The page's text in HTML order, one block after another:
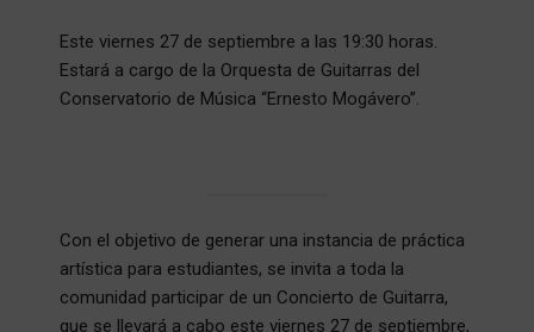
Este viernes 27 de septiembre a las 19:30 horas.
Estará a cargo de la Orquesta de Guitarras del
Conservatorio de Música “Ernesto Mogávero”.
Con el objetivo de generar una instancia de práctica
artística para estudiantes, se invita a toda la
comunidad participar de un Concierto de Guitarra,
que se llevará a cabo este viernes 27 de septiembre,